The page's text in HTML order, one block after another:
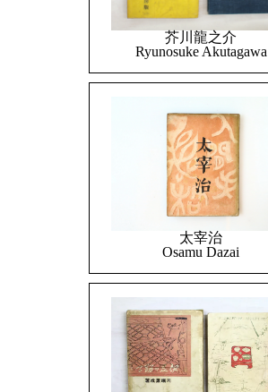
芥川龍之介
Ryunosuke Akutagawa
太宰治
Osamu Dazai